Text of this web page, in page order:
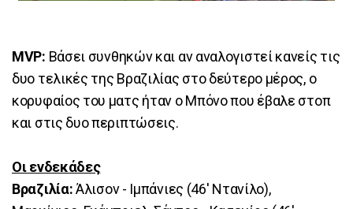
MVP: Βάσει συνθηκών και αν αναλογιστεί κανείς τις
δυο τελικές της Βραζιλίας στο δεύτερο μέρος, ο
κορυφαίος του ματς ήταν ο Μπόνο που έβαλε στοπ
και στις δυο περιπτώσεις.
Οι ενδεκάδες
Βραζιλία:Άλισον - Ιμπάνιες (46' Ντανίλο),